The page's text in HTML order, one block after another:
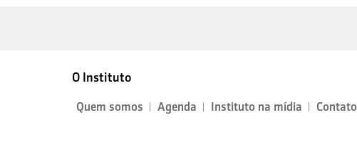
O Instituto
Quem somos Agenda Instituto na mídia Contato